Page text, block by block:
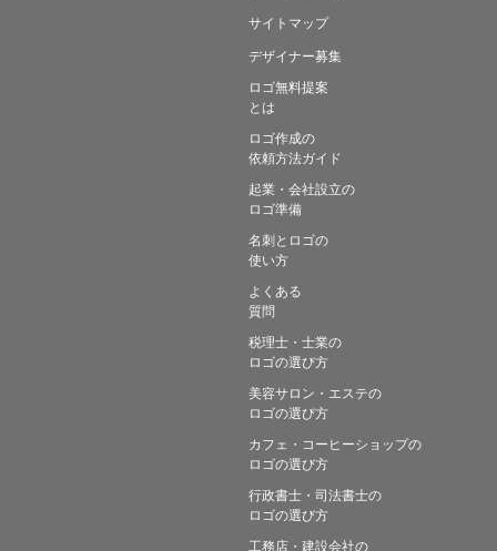
サイトマップ
デザイナー募集
ロゴ無料提案
とは
ロゴ作成の
依頼方法ガイド
起業・会社設立の
ロゴ準備
名刺とロゴの
使い方
よくある
質問
税理士・士業の
ロゴの選び方
美容サロン・エステの
ロゴの選び方
カフェ・コーヒーショップの
ロゴの選び方
行政書士・司法書士の
ロゴの選び方
工務店・建設会社の